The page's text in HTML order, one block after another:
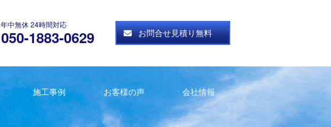
年中無休 24時間対応
050-1883-0629 お問合せ見積り無料
施工事例 お客様の声 会社情報